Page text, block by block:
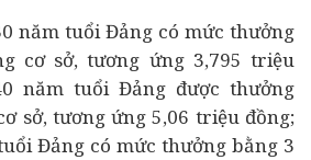
năm tuổi Đảng có mức thưởng
cơ sở, tương ứng 3,795 triệu
năm tuổi Đảng được thưởng
sở, tương ứng 5,06 triệu đồng;
Đảng có mức thưởng bằng 3